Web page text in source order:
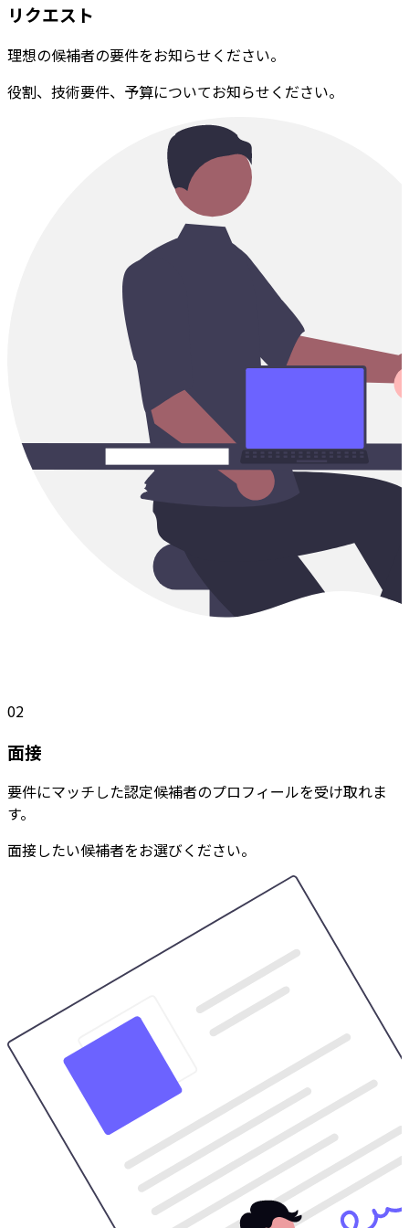
リクエスト
理想の候補者の要件をお知らせください。
役割、技術要件、予算についてお知らせください。
02
面接
要件にマッチした認定候補者のプロフィールを受け取れま
す。
面接したい候補者をお選びください。